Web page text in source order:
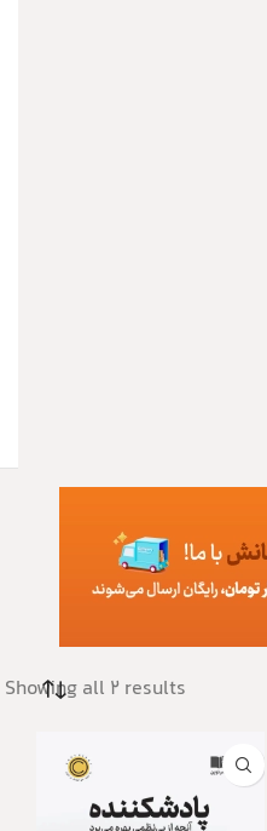
Showing all 2 results